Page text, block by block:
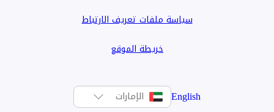
سياسة ملفات تعريف الارتباط
خريطة الموقع
English الإمارات